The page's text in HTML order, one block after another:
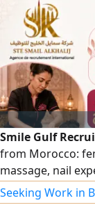
Smile Gulf
from Morocco:
massage, nail
comprehensive
center workers,
Seeking Work in